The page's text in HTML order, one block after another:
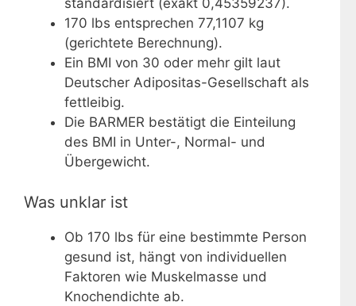
standardisiert (exakt 0,45359237).
170 lbs entsprechen 77,1107 kg
(gerichtete Berechnung).
Ein BMI von 30 oder mehr gilt laut
Deutscher Adipositas-Gesellschaft als
fettleibig.
Die BARMER bestätigt die Einteilung
des BMI in Unter-, Normal- und
Übergewicht.
Was unklar ist
Ob 170 lbs für eine bestimmte Person
gesund ist, hängt von individuellen
Faktoren wie Muskelmasse und
Knochendichte ab.